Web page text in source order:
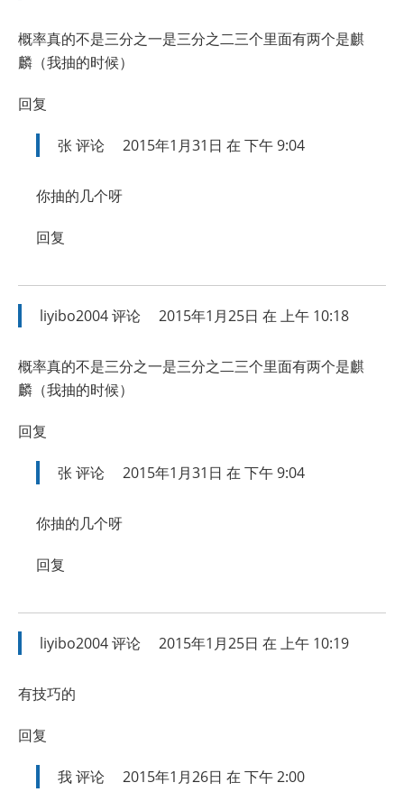
概率真的不是三分之一是三分之二三个里面有两个是麒
麟（我抽的时候）
回复
张 评论 2015年1月31日 在 下午 9:04
你抽的几个呀
回复
liyibo2004评论 2015年1月25日 在 上午 10:18
概率真的不是三分之一是三分之二三个里面有两个是麒
麟（我抽的时候）
回复
张 评论 2015年1月31日 在 下午 9:04
你抽的几个呀
回复
liyibo2004评论 2015年1月25日 在 上午 10:19
有技巧的
回复
我评论 2015年1月26日 在 下午 2:00